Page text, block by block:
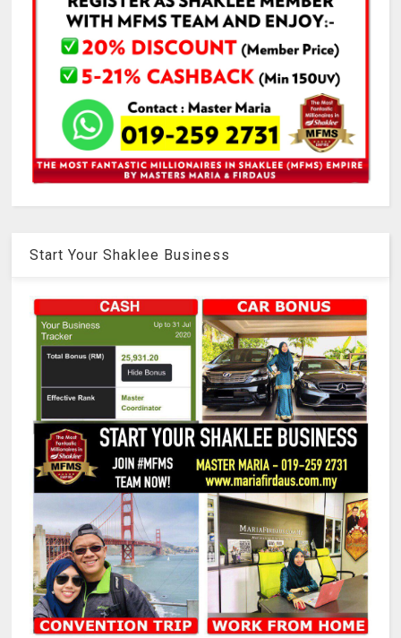
Start Your Shaklee Business